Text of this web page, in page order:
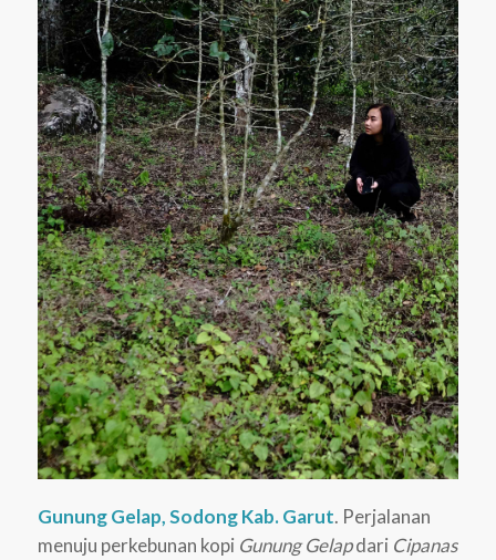
Gunung Gelap, Sodong Kab. Garut. Perjalanan
menuju perkebunan kopi Gunung Gelapdari Cipanas